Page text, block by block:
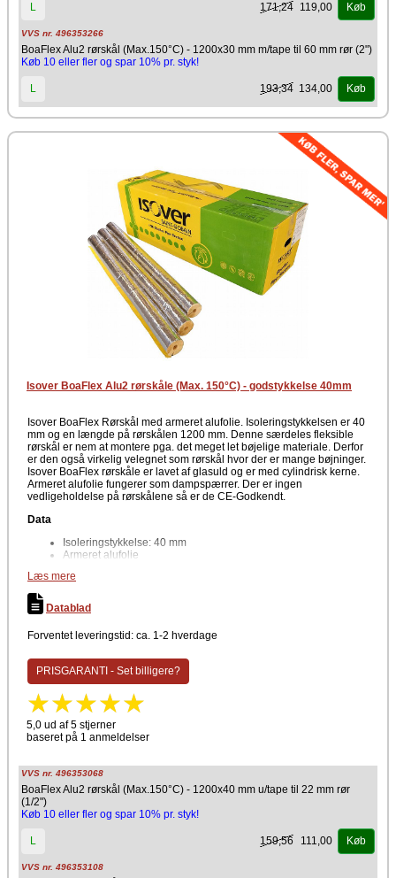
L 171,24 119,00 Køb
VVS nr. 496353266
BoaFlex Alu2 rørskål (Max.150°C) - 1200x30 mm m/tape til 60 mm rør (2")
Køb 10 eller fler og spar 10% pr. styk!
L 193,34 134,00 Køb
Isover BoaFlex Alu2 rørskåle (Max. 150°C) - godstykkelse 40mm
Isover BoaFlex Rørskål med armeret alufolie. Isoleringstykkelsen er 40
mm og en længde på rørskålen 1200 mm. Denne særdeles fleksible
rørskål er nem at montere pga. det meget let bøjelige materiale. Derfor
er den også virkelig velegnet som rørskål hvor der er mange bøjninger.
Isover BoaFlex rørskåle er lavet af glasuld og er med cylindrisk kerne.
Armeret alufolie fungerer som dampspærrer. Der er ingen
vedligeholdelse på rørskålene så er de CE-Godkendt.
Data
Isoleringstykkelse: 40 mm
Armeret alufolie
Densitet: 35 kg/m³
Indvendig diameter: 22-42 mm
CE-Mærkning
Producent
BoaFlex rørskåle med armeret alufolie er optaget i databasen for
produkter til byggebranchen, der kan anvendes i Svanemærket
byggerier.
Læs mere
Datablad
Forventet leveringstid: ca. 1-2 hverdage
PRISGARANTI - Set billigere?
5,0 ud af 5 stjerner
baseret på 1 anmeldelser
VVS nr. 496353068
BoaFlex Alu2 rørskål (Max.150°C) - 1200x40 mm u/tape til 22 mm rør
(1/2")
Køb 10 eller fler og spar 10% pr. styk!
L 159,56 111,00 Køb
VVS nr. 496353108